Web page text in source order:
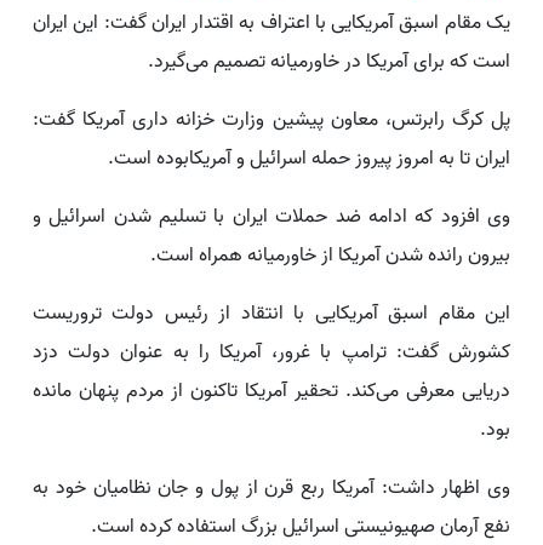
یک مقام اسبق آمریکایی با اعتراف به اقتدار ایران گفت:‌ این ایران
است که برای آمریکا در خاورمیانه تصمیم می‌گیرد.
پل کرگ رابرتس، معاون پیشین وزارت خزانه داری آمریکا گفت:
ایران تا به امروز پیروز حمله اسرائیل و آمریکابوده است.
وی افزود که ادامه ضد حملات ایران با تسلیم شدن اسرائیل و
بیرون رانده شدن آمریکا از خاورمیانه همراه است.
این مقام اسبق آمریکایی با انتقاد از رئیس دولت تروریست
کشورش گفت: ترامپ با غرور، آمریکا را به عنوان دولت دزد
دریایی معرفی می‌کند. تحقیر آمریکا تاکنون از مردم پنهان مانده
بود.
وی اظهار داشت: آمریکا ربع قرن از پول و جان نظامیان خود به
نفع آرمان صهیونیستی اسرائیل بزرگ استفاده کرده است.